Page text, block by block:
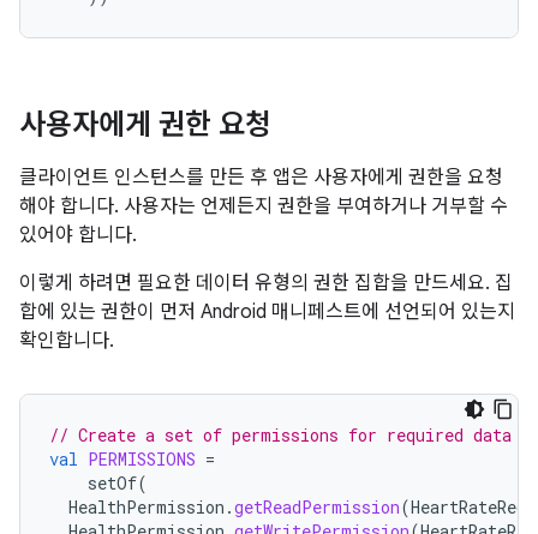
사용자에게 권한 요청
클라이언트 인스턴스를 만든 후 앱은 사용자에게 권한을 요청
해야 합니다. 사용자는 언제든지 권한을 부여하거나 거부할 수
있어야 합니다.
이렇게 하려면 필요한 데이터 유형의 권한 집합을 만드세요. 집
합에 있는 권한이 먼저 Android 매니페스트에 선언되어 있는지
확인합니다.
// Create a set of permissions for required data
val PERMISSIONS =
setOf(
HealthPermission .getReadPermission(